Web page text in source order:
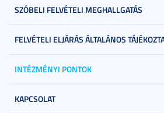
SZÓBELI FELVÉTELI MEGHALLGATÁS
FELVÉTELI ELJÁRÁS ÁLTALÁNOS
INTÉZMÉNYI PONTOK
KAPCSOLAT